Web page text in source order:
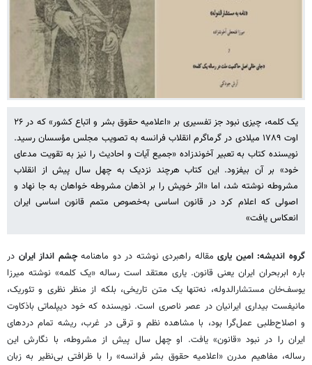
یک کلمه، چیزی نبود جز تفسیری بر «اعلامیه حقوق بشر و اتباع کشور» که در ۲۶
اوت ۱۷۸۹ میلادی در گرماگرم انقلاب فرانسه به تصویب مجلس مؤسسان رسید.
نویسنده کتاب به تعبیر آخوندزاده «جمیع آیات و احادیث را نیز به تقویت مدعای
خود» بر آن بیفزود. این کتاب هرچند نزدیک به چهل سال پیش از انقلاب
مشروطه نوشته شد، اما «اثر خویش را بر اذهان مشروطه خواهان به جا نهاد و
اصولی که اعلام کرد در قانون اساسی به‌خصوص متمم قانون اساسی ایران
انعکاس یافت»
گروه اندیشه: امین یاری مقاله راهبردی نوشته در دو ماهنامهچشم انداز ایران در
باره ابربحران ایران یعنی قانون. یاری معتقد است رساله «یک کلمه» نوشته میرزا
یوسف‌خان مستشارالدوله، نه‌تنها یک متن تاریخی، بلکه از منظر نظری و تئوریک،
مانیفست بیداری ایرانیان در عصر ناصری است. نویسنده که خود دیپلماتی باذکاوت
و اصلاح‌طلبی عمل‌گرا بود، با مشاهده نظم و ترقی در غرب، ریشه تمام دردهای
ایران را در نبود «قانون» یافت. او چهل سال پیش از مشروطه، با نگارش این
رساله، مفاهیم مدرن «اعلامیه حقوق بشر فرانسه» را با ظرافتی بی‌نظیر به زبان